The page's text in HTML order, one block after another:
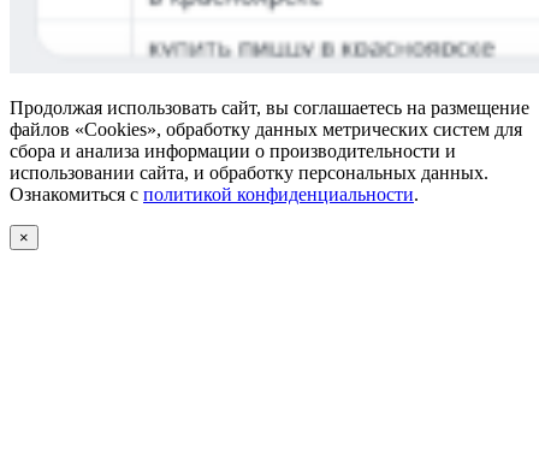
Продолжая использовать сайт, вы соглашаетесь на размещение
файлов «Cookies», обработку данных метрических систем для
сбора и анализа информации о производительности и
использовании сайта, и обработку персональных данных.
Ознакомиться с политикой конфиденциальности.
×